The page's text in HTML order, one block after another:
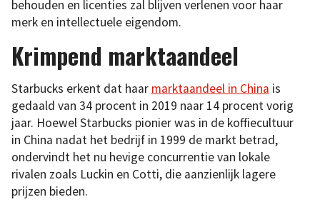
behouden en licenties zal blijven verlenen voor haar
merk en intellectuele eigendom.
Krimpend marktaandeel
Starbucks erkent dat haar marktaandeel in China is
gedaald van 34 procent in 2019 naar 14 procent vorig
jaar. Hoewel Starbucks pionier was in de koffiecultuur
in China nadat het bedrijf in 1999 de markt betrad,
ondervindt het nu hevige concurrentie van lokale
rivalen zoals Luckin en Cotti, die aanzienlijk lagere
prijzen bieden.